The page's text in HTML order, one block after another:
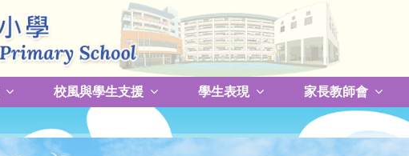
校風與學生支援 學生表現 家長教師會